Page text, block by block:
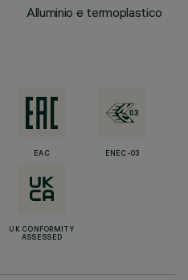
Alluminio e termoplastico
EAC ENEC-03
UK CONFORMITY
ASSESSED